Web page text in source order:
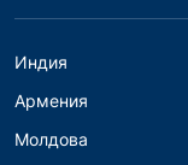
Индия
Армения
Молдова